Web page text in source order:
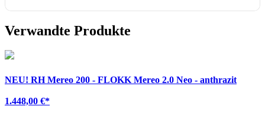
Verwandte Produkte
NEU! RH Mereo 200 - FLOKK Mereo 2.0 Neo - anthrazit
1.448,00 €*